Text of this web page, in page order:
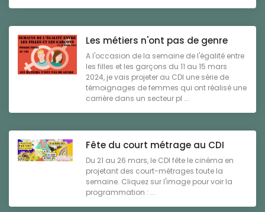
Les métiers n'ont pas de genre
A l'occasion de la semaine de l'égalité entre
les filles et les garçons du 11 au 15 mars
2024, je vais projeter au CDI une série de
témoignages de femmes qui ont réalisé une
carrière dans un secteur pl ...
Fête du court métrage au CDI
Du 21 au 26 mars, le CDI fête le cinéma en
projetant des court-métrages toute la
semaine. Cliquez sur l'image pour voir la
programmation : ...